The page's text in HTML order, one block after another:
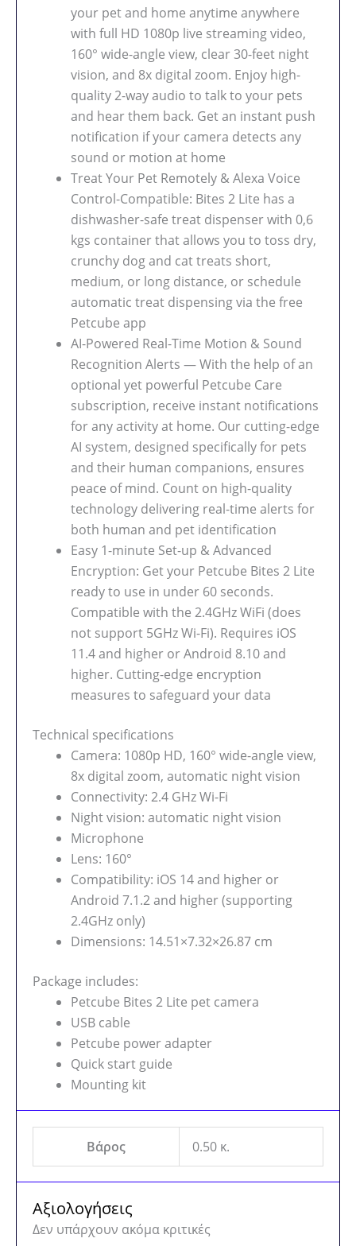
your pet and home anytime anywhere
with full HD 1080p live streaming video,
160° wide-angle view, clear 30-feet night
vision, and 8x digital zoom. Enjoy high-
quality 2-way audio to talk to your pets
and hear them back. Get an instant push
notification if your camera detects any
sound or motion at home
Treat Your Pet Remotely & Alexa Voice
Control-Compatible: Bites 2 Lite has a
dishwasher-safe treat dispenser with 0,6
kgs container that allows you to toss dry,
crunchy dog and cat treats short,
medium, or long distance, or schedule
automatic treat dispensing via the free
Petcube app
AI-Powered Real-Time Motion & Sound
Recognition Alerts — With the help of an
optional yet powerful Petcube Care
subscription, receive instant notifications
for any activity at home. Our cutting-edge
AI system, designed specifically for pets
and their human companions, ensures
peace of mind. Count on high-quality
technology delivering real-time alerts for
both human and pet identification
Easy 1-minute Set-up & Advanced
Encryption: Get your Petcube Bites 2 Lite
ready to use in under 60 seconds.
Compatible with the 2.4GHz WiFi (does
not support 5GHz Wi-Fi). Requires iOS
11.4 and higher or Android 8.10 and
higher. Cutting-edge encryption
measures to safeguard your data
Technical specifications
Camera: 1080p HD, 160° wide-angle view,
8x digital zoom, automatic night vision
Connectivity: 2.4 GHz Wi-Fi
Night vision: automatic night vision
Microphone
Lens: 160°
Compatibility: iOS 14 and higher or
Android 7.1.2 and higher (supporting
2.4GHz only)
Dimensions: 14.51×7.32×26.87 cm
Package includes:
Petcube Bites 2 Lite pet camera
USB cable
Petcube power adapter
Quick start guide
Mounting kit
Βάρος 0.50 κ.
Αξιολογήσεις
Δεν υπάρχουν ακόμα κριτικές